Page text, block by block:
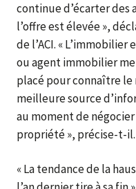
continue d’écarter
l’offre est élevée »,
de l’ACI. «
ou agent immobilier
placé pour connaître
meilleure source
au moment de
propriété », précise-t-il.
« La tendance de la